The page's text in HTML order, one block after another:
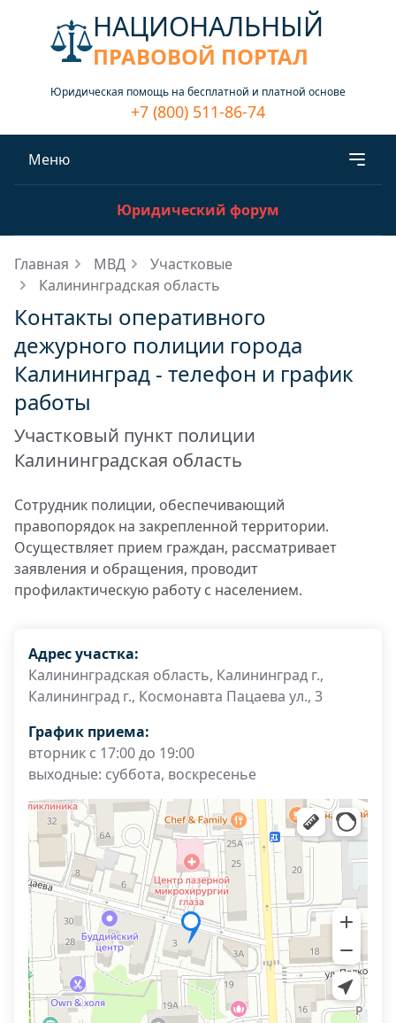
НАЦИОНАЛЬНЫЙ
ПРАВОВОЙ ПОРТАЛ
Юридическая помощь на бесплатной и платной основе
+7 (800) 511-86-74
Меню
Юридический форум
Главная МВД
Участковые
Калининградская область
Контакты оперативного
дежурного полиции города
Калининград - телефон и график
работы
Участковый пункт полиции
Калининградская область
Сотрудник полиции, обеспечивающий
правопорядок на закрепленной территории.
Осуществляет прием граждан, рассматривает
заявления и обращения, проводит
профилактическую работу с населением.
Адрес участка:
Калининградская область, Калининград г.,
Калининград г., Космонавта Пацаева ул., 3
График приема:
вторник с 17:00 до 19:00
выходные: суббота, воскресенье